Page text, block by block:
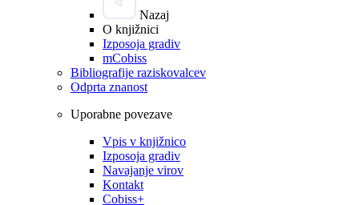
Nazaj
O knjižnici
Izposoja gradiv
mCobiss
Bibliografije raziskovalcev
Odprta znanost
Uporabne povezave
Vpis v knjižnico
Izposoja gradiv
Navajanje virov
Kontakt
Cobiss+